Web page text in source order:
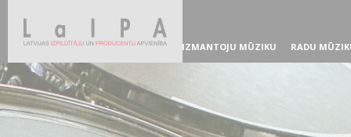
IZMANTOJU MŪZIKU RADU